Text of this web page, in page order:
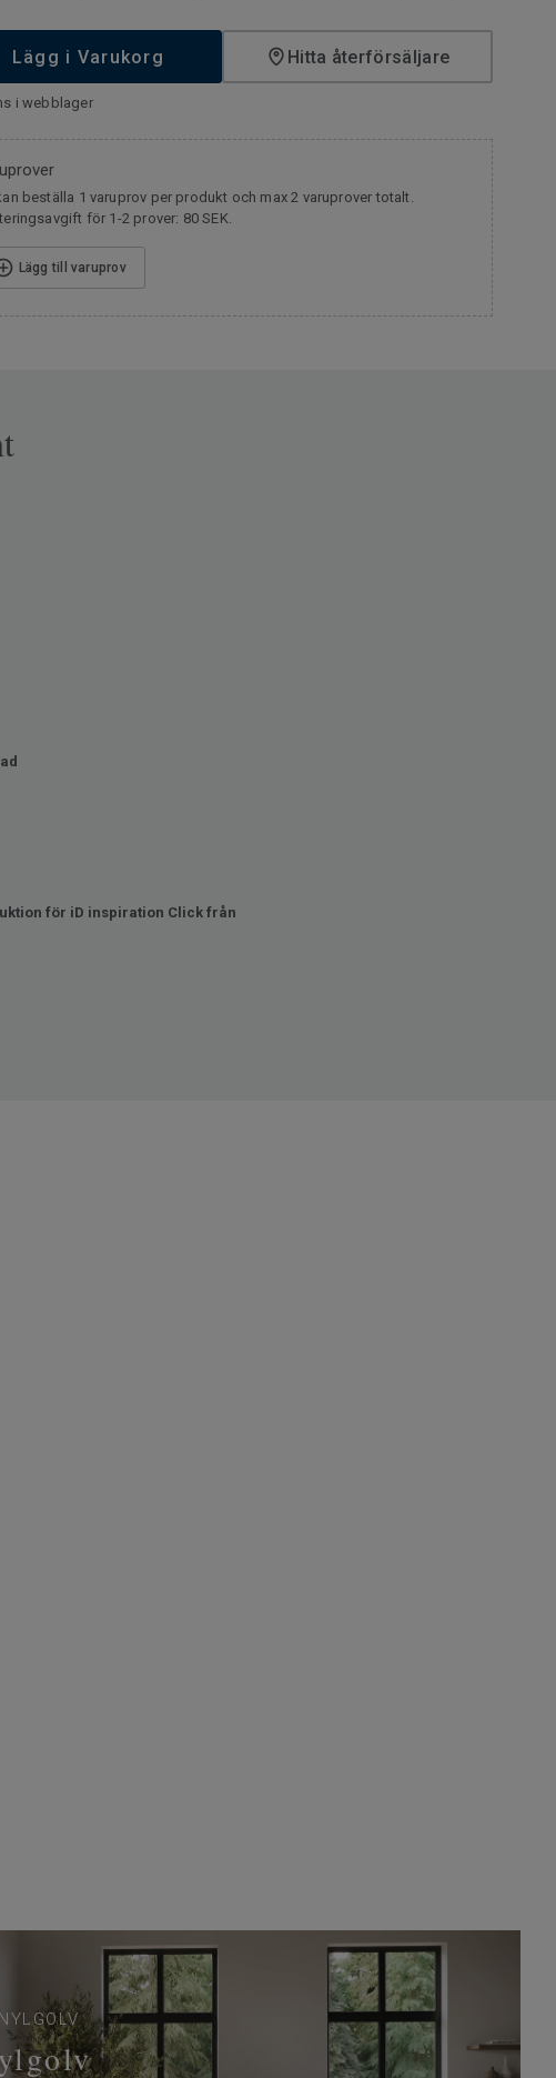
Lägg i Varukorg Hitta återförsäljare
i webblager
beställa 1 varuprov per produkt och max 2 varuprover totalt.
för 1-2 prover: 80 SEK.
Lägg till varuprov
för iD inspiration Click från